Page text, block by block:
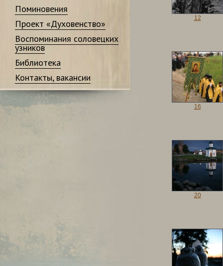
Поминовения
Проект «Духовенство»
Воспоминания соловецких
узников
Библиотека
Контакты, вакансии
12
16
20